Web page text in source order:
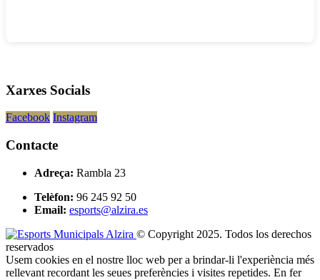
Xarxes Socials
Facebook Instagram
Contacte
Adreça: Rambla 23
Telèfon: 96 245 92 50
Email: esports@alzira.es
© Copyright 2025. Todos los derechos
reservados
Usem cookies en el nostre lloc web per a brindar-li l'experiència més
rellevant recordant les seues preferències i visites repetides. En fer